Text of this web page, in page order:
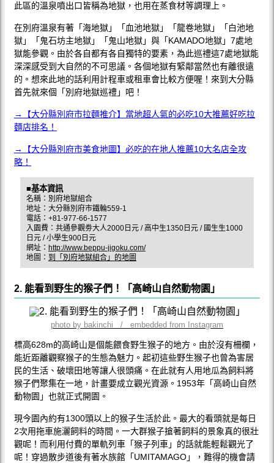
此區的溫泉噴出口皆稱為地獄，也用在蒸食材等調理上。
在別府溫泉有著「海地獄」「血池地獄」「龍卷地獄」「白池地
獄」「鬼石坊主地獄」「鬼山地獄」與「KAMADO地獄」7處地
獄能參觀。由於各自都有各自獨特的要素，為此巡禮這7處地獄能
深深感受到大自然的不可思議。各個地獄有緊鄰當然也有離很遠
的。想來此地的話利用計程車或租車會比較方便喔！來到大分縣
首先就來個「別府地獄巡禮」吧！
→【大分縣別府市拉麵推介】當地超人氣的必吃10大推薦好吃拉
麵店排名！
→【大分縣別府市美食地圖】必吃的在地人推薦10大名店全攻
略！
■基本資訊
名稱：別府地獄組合
地址：大分縣別府市鐵輪559-1
電話：+81-977-66-1577
入園費：共通參觀劵大人2000日元 / 高中生1350日元 / 國生生1000
日元 / 小學生900日元
網址： http://www.beppu-jigoku.com/
地圖： 到「別府地獄組合」的地圖
2. 能看到野生的猴子們！「高崎山自然動物園」
photo by bakinchi / embedded from Instagram
標高628m的高崎山是個能餵食野生猴子的地方。由於沒有柵欄，
能近距離觀察猴子的生態為魅力。起初這些野生猴子也曾為害居
民的生活、破壞田地等讓人很頭痛。在此就有人用地瓜為飼料將
猴子們聚集在一地，計畫要成立觀光資源。1953年「高崎山自然
動物園」也就正式開園。
現今園內約有1300頭以上的猴子生活於此。最大的看頭就是每日
2次用拖車施灑飼料的時間。一大群猴子搶著飼料的景象真的很壯
觀呢！而利用付費的單軌列車「猴子列車」的話就能輕鬆觀光了
呢！穿過散步道後有著水族館「UMITAMAGO」，難得的機會請